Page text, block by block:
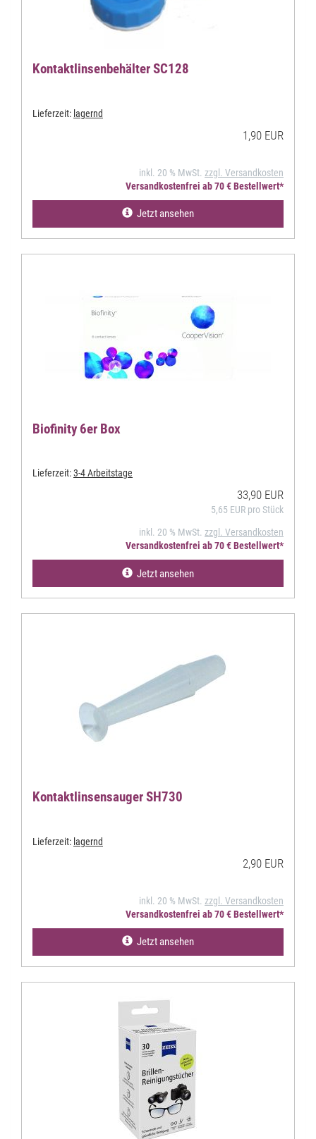
Kontaktlinsenbehälter SC128
Lieferzeit: lagernd
1,90 EUR
inkl. 20 % MwSt. zzgl. Versandkosten
Versandkostenfrei ab 70 € Bestellwert*
Jetzt ansehen
Biofinity 6er Box
Lieferzeit:3-4 Arbeitstage
33,90 EUR
5,65 EUR pro Stück
inkl. 20 % MwSt. zzgl. Versandkosten
Versandkostenfrei ab 70 € Bestellwert*
Jetzt ansehen
Kontaktlinsensauger SH730
Lieferzeit: lagernd
2,90 EUR
inkl. 20 % MwSt. zzgl. Versandkosten
Versandkostenfrei ab 70 € Bestellwert*
Jetzt ansehen